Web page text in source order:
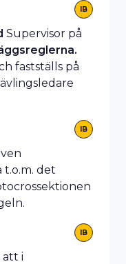
IB
Supervisor på
fastställs på
IB
t.o.m. det
IB
att i